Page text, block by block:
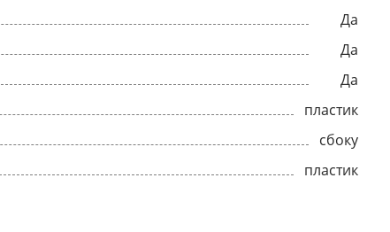
Да
Да
Да
пластик
сбоку
пластик